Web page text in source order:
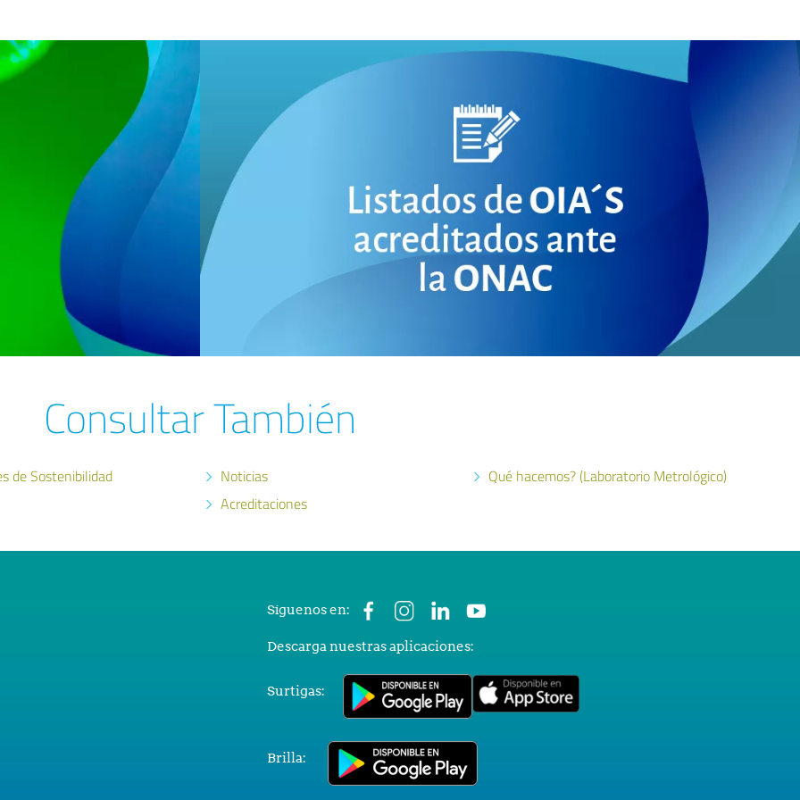
Consultar También
de Sostenibilidad
Noticias
Acreditaciones
Qué hacemos? (Laboratorio Metrológico)
Síguenos en:
Descarga nuestras aplicaciones:
Surtigas:
Brilla: